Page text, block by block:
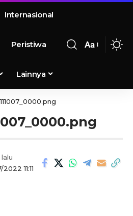
Internasional
Peristiwa
Lainnya
Aa
11:11